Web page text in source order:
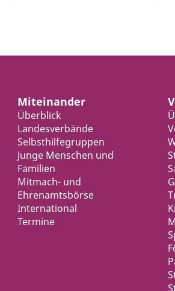
Miteinander
Überblick
Landesverbände
Selbsthilfegruppen
Junge Menschen und
Familien
Mitmach- und
Ehrenamtsbörse
International
Termine